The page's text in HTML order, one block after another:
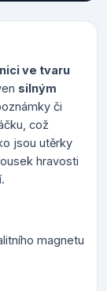
ve tvaru
silným
či
což
jsou utěrky
hravosti
magnetu